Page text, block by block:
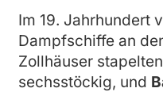
Im 19. Jahrhundert
Dampfschiffe an
Zollhäuser
sechsstöckig, und